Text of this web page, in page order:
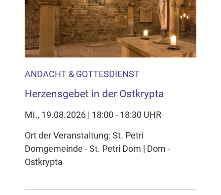
ANDACHT & GOTTESDIENST
Herzensgebet in der Ostkrypta
MI., 19.08.2026 | 18:00 - 18:30 UHR
Ort der Veranstaltung: St. Petri
Domgemeinde - St. Petri Dom | Dom -
Ostkrypta